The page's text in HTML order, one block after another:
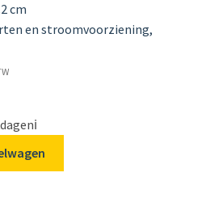
cm
en stroomvoorziening,
ℹ️